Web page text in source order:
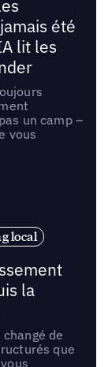
été
lit les
un camp –
vous
local
la
de
que